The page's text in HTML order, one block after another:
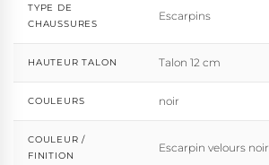
TYPE DE
CHAUSSURES
Escarpins
HAUTEUR TALON Talon 12 cm
COULEURS noir
COULEUR /
FINITION
Escarpin velours noir